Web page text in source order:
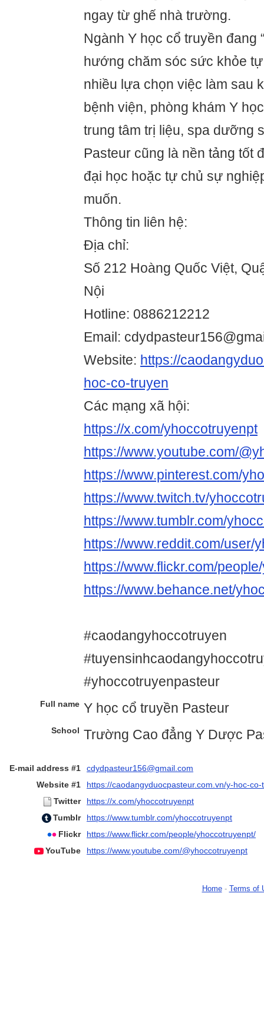
ngay từ ghế nhà trường.
Ngành Y học cổ truyền đang
hướng chăm sóc sức khỏe
nhiều lựa chọn việc làm sau
bệnh viện, phòng khám Y
trung tâm trị liệu, spa dưỡng
Pasteur cũng là nền tảng tốt
đại học hoặc tự chủ sự
muốn.
Thông tin liên hệ:
Địa chỉ:
Số 212 Hoàng Quốc Việt,
Nội
Hotline: 0886212212
Email:
Website: https://
hoc-co-truyen
Các mạng xã hội:
https://x.com/yhoccotruyenpt
https://www.youtube.com/
https://www.pinterest.com/
https://www.twitch.tv/
https://www.tumblr.com/
https://www.reddit.com/user/
https://www.flickr.com/
https://www.behance.net/
#caodangyhoccotruyen
#yhoccotruyenpasteur
Full name Y học cổ truyền Pasteur
School Trường Cao đẳng Y Dược
E-mail address #1
cdydpasteur156@gmail.com
Website #1
https://caodangyduocpasteur.com.vn/y-hoc-co-
Twitter
https://x.com/yhoccotruyenpt
Tumblr
https://www.tumblr.com/yhoccotruyenpt
Flickr
https://www.flickr.com/people/yhoccotruyenpt/
YouTube
https://www.youtube.com/@yhoccotruyenpt
Home- Terms of